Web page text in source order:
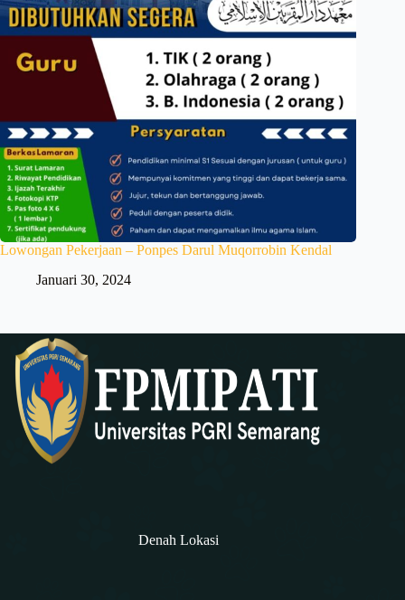
Lowongan Pekerjaan – Ponpes Darul Muqorrobin Kendal
Januari 30, 2024
Denah Lokasi